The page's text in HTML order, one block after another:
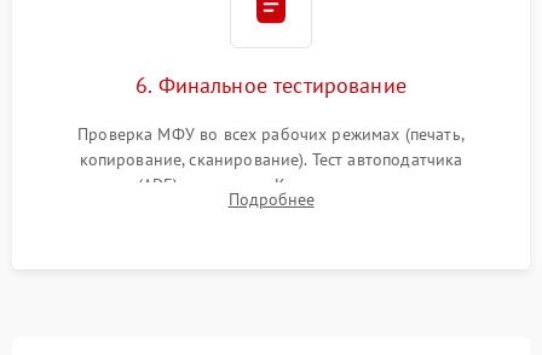
6. Финальное тестирование
Проверка МФУ во всех рабочих режимах (печать,
копирование, сканирование). Тест автоподатчика
документов (ADF) и дуплекса. Контроль качества отпечатка
на отсутствие серого фона, полос и надежность запекания
Подробнее